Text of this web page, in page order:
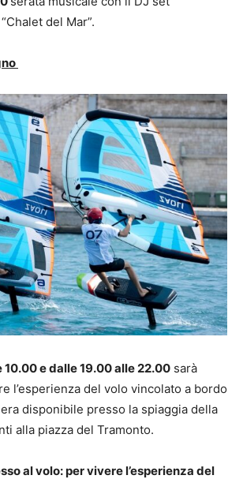
del Mar”.
e dalle 19.00 alle 22.00 sarà
l’esperienza del volo vincolato a bordo
disponibile presso la spiaggia della
alla piazza del Tramonto.
al volo: per vivere l’esperienza del